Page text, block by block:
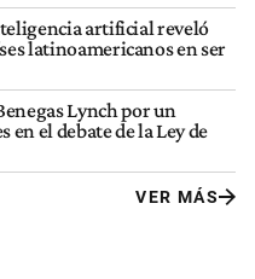
artificial reveló
latinoamericanos en ser
Lynch por un
el debate de la Ley de
VER MÁS